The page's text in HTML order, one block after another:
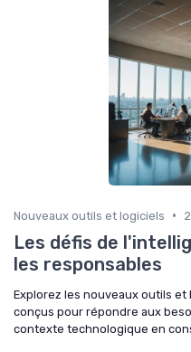
Nouveaux outils et logiciels •
Les défis de
les responsables
Explorez les nouveaux outils
conçus pour répondre aux
contexte technologique en